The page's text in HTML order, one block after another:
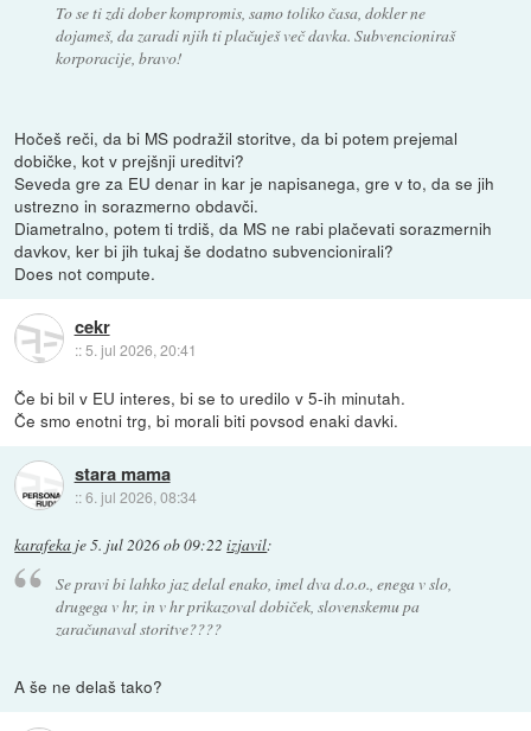
To se ti zdi dober kompromis, samo toliko časa, dokler ne
dojameš, da zaradi njih ti plačuješ več davka. Subvencioniraš
korporacije, bravo!
Hočeš reči, da bi MS podražil storitve, da bi potem prejemal
dobičke, kot v prejšnji ureditvi?
Seveda gre za EU denar in kar je napisanega, gre v to, da se jih
ustrezno in sorazmerno obdavči.
Diametralno, potem ti trdiš, da MS ne rabi plačevati sorazmernih
davkov, ker bi jih tukaj še dodatno subvencionirali?
Does not compute.
cekr
::5. jul 2026, 20:41
Če bi bil v EU interes, bi se to uredilo v 5-ih minutah.
Če smo enotni trg, bi morali biti povsod enaki davki.
stara mama
::6. jul 2026, 08:34
karafeka je5. jul 2026 ob 09:22 izjavil:
Se pravi bi lahko jaz delal enako, imel dva d.o.o., enega v slo,
drugega v hr, in v hr prikazoval dobiček, slovenskemu pa
zaračunaval storitve????
A še ne delaš tako?